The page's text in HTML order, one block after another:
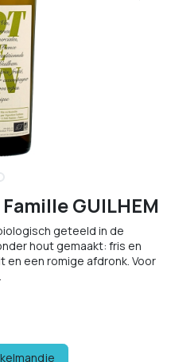
GUILHEM
geteeld in de
hout gemaakt: fris en
een romige afdronk. Voor